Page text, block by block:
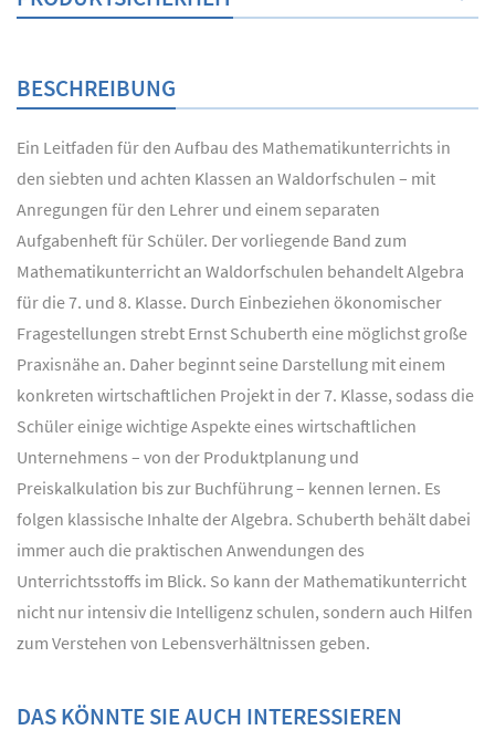
BESCHREIBUNG
Ein Leitfaden für den Aufbau des Mathematikunterrichts in
den siebten und achten Klassen an Waldorfschulen – mit
Anregungen für den Lehrer und einem separaten
Aufgabenheft für Schüler. Der vorliegende Band zum
Mathematikunterricht an Waldorfschulen behandelt Algebra
für die 7. und 8. Klasse. Durch Einbeziehen ökonomischer
Fragestellungen strebt Ernst Schuberth eine möglichst große
Praxisnähe an. Daher beginnt seine Darstellung mit einem
konkreten wirtschaftlichen Projekt in der 7. Klasse, sodass die
Schüler einige wichtige Aspekte eines wirtschaftlichen
Unternehmens – von der Produktplanung und
Preiskalkulation bis zur Buchführung – kennen lernen. Es
folgen klassische Inhalte der Algebra. Schuberth behält dabei
immer auch die praktischen Anwendungen des
Unterrichtsstoffs im Blick. So kann der Mathematikunterricht
nicht nur intensiv die Intelligenz schulen, sondern auch Hilfen
zum Verstehen von Lebensverhältnissen geben.
DAS KÖNNTE SIE AUCH INTERESSIEREN